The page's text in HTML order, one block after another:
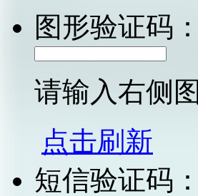
图形验证码：
请输入右侧
点击刷新
短信验证码：